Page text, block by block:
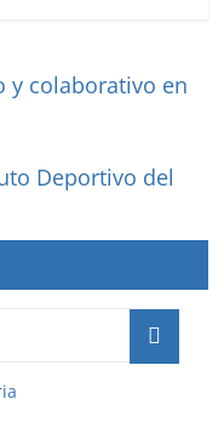
y colaborativo en
Deportivo del